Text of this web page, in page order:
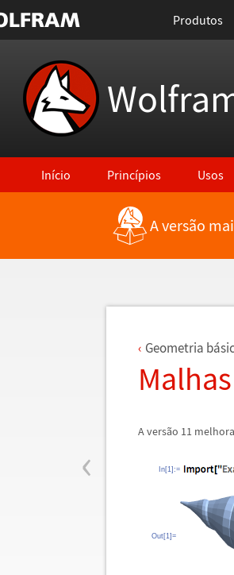
Produtos
Início Princípios Usos
Voltar para Últimas Novidades
A versão
‹
Geometria bá
A versão 11
In[1]:=
Out[1]=